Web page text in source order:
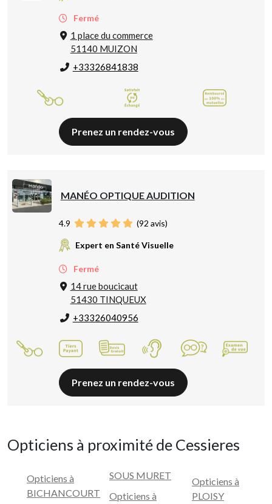
Fermé
1 place du commerce
51140 MUIZON
+33326841838
Prenez un rendez-vous
MANÉO OPTIQUE AUDITION
4.9 (92 avis)
Expert en Santé Visuelle
Fermé
14 rue boucicaut
51430 TINQUEUX
+33326040956
Prenez un rendez-vous
Opticiens à proximité de Cessieres
Opticiens à
BICHANCOURT
SOUS MURET
Opticiens à
Opticiens à
PLOISY